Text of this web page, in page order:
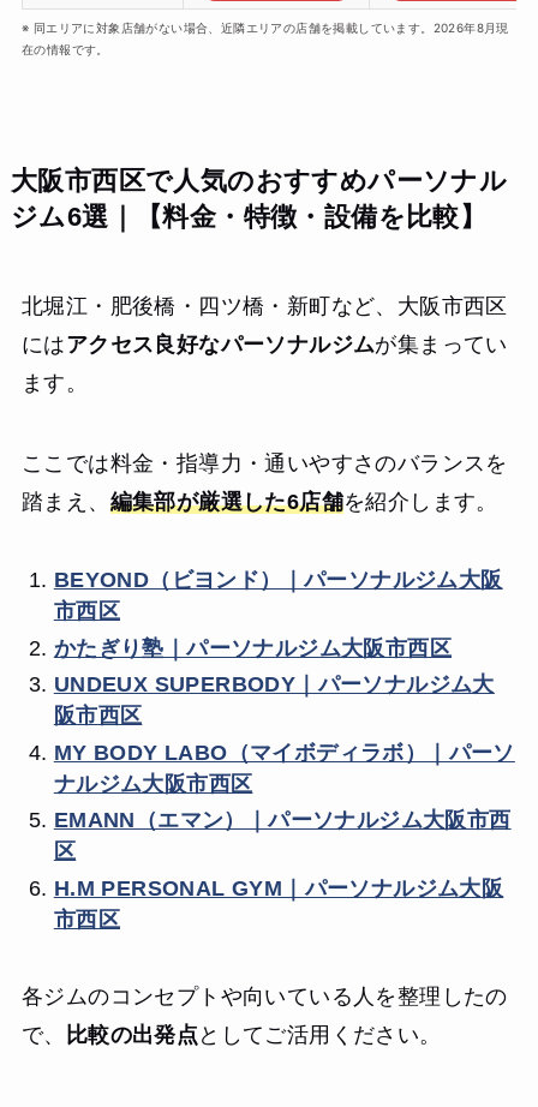
※ 同エリアに対象店舗がない場合、近隣エリアの店舗を掲載しています。2026年8月現
在の情報です。
大阪市西区で人気のおすすめパーソナル
ジム6選｜【料金・特徴・設備を比較】
北堀江・肥後橋・四ツ橋・新町など、大阪市西区
にはアクセス良好なパーソナルジムが集まってい
ます。
ここでは料金・指導力・通いやすさのバランスを
踏まえ、 編集部が厳選した6店舗を紹介します。
BEYOND（ビヨンド）｜パーソナルジム大阪
市西区
かたぎり塾｜パーソナルジム大阪市西区
UNDEUX SUPERBODY｜パーソナルジム大
阪市西区
MY BODY LABO（マイボディラボ）｜パーソ
ナルジム大阪市西区
EMANN（エマン）｜パーソナルジム大阪市西
区
H.M PERSONAL GYM｜パーソナルジム大阪
市西区
各ジムのコンセプトや向いている人を整理したの
で、
比較の出発点 としてご活用ください。